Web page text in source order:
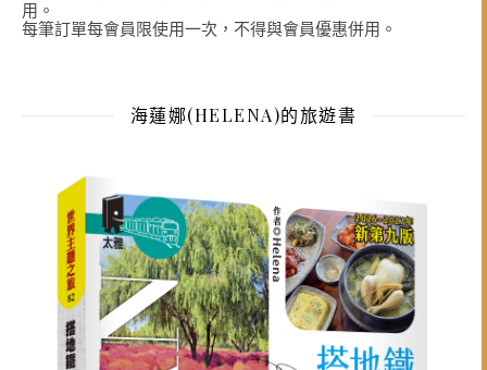
用。
每筆訂單每會員限使用一次，不得與會員優惠併用。
海蓮娜(HELENA)的旅遊書